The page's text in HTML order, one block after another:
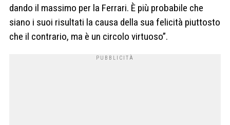
dando il massimo per la Ferrari. È più probabile che
siano i suoi risultati la causa della sua felicità piuttosto
che il contrario, ma è un circolo virtuoso”.